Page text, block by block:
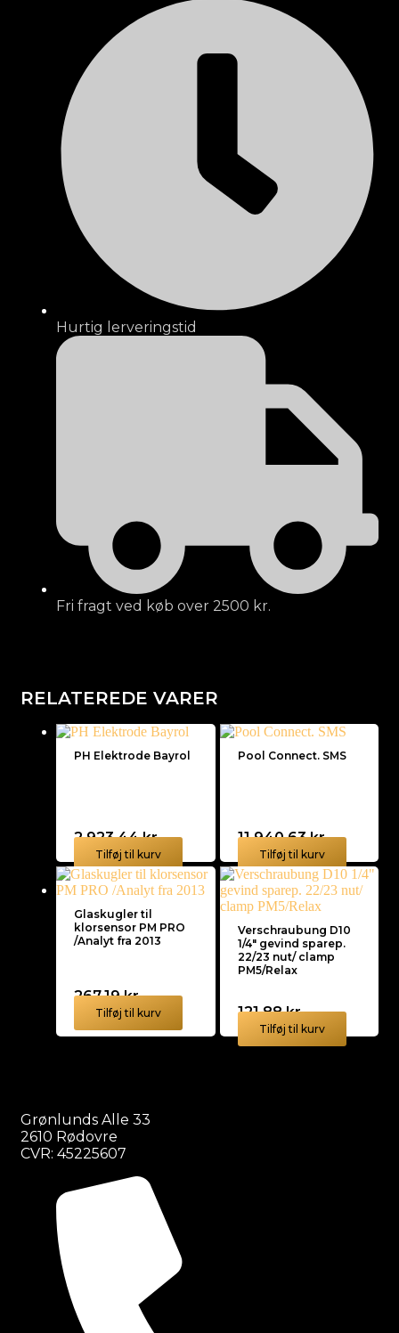
Hurtig lerveringstid
Fri fragt ved køb over 2500 kr.
RELATEREDE VARER
PH Elektrode Bayrol
2.923,44kr.
Tilføj til kurv
Pool Connect. SMS
11.940,63kr.
Tilføj til kurv
Glaskugler til
klorsensor PM PRO
/Analyt fra 2013
267,19kr.
Tilføj til kurv
Verschraubung D10
1/4″ gevind sparep.
22/23 nut/ clamp
PM5/Relax
121,88kr.
Tilføj til kurv
Grønlunds Alle 33
2610 Rødovre
CVR: 45225607